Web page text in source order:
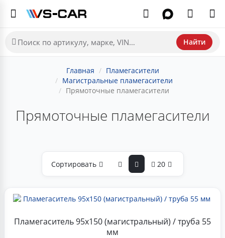
Найти
Главная
Пламегасители
Магистральные пламегасители
Прямоточные пламегасители
Прямоточные пламегасители
Сортировать 20
Пламегаситель 95x150 (магистральный) / труба 55
мм